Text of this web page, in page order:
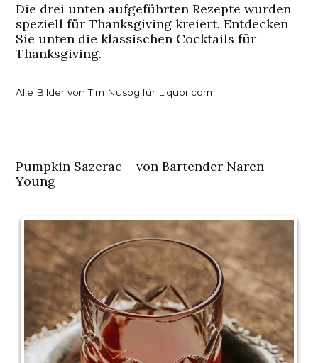
Die drei unten aufgeführten Rezepte wurden
speziell für Thanksgiving kreiert. Entdecken
Sie unten die klassischen Cocktails für
Thanksgiving.
Alle Bilder von Tim Nusog für Liquor.com
Pumpkin Sazerac – von Bartender Naren
Young